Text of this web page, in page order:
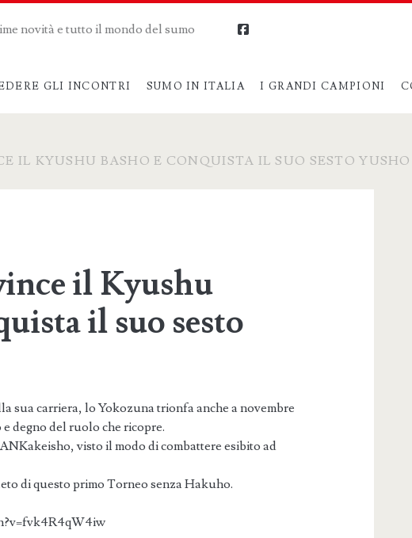
novità e tutto il mondo del sumo
GLI INCONTRI SUMO IN ITALIA I GRANDI CAMPIONI
facebook
IL KYUSHU BASHO E CONQUISTA IL SUO SESTO YUSHO
il Kyushu
il suo sesto
sua carriera, lo Yokozuna trionfa anche a novembre
degno del ruolo che ricopre.
visto il modo di combattere esibito ad
di questo primo Torneo senza Hakuho.